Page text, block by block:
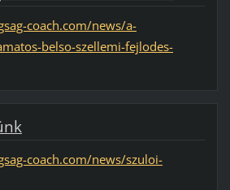
coach.com/news/a-
belso-szellemi-fejlodes-
coach.com/news/szuloi-